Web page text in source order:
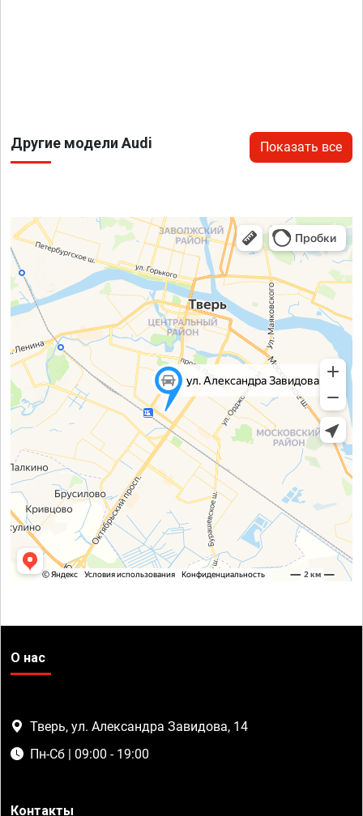
Другие модели Audi Показать все
О нас
Тверь, ул. Александра Завидова, 14
Пн-Сб | 09:00 - 19:00
Контакты